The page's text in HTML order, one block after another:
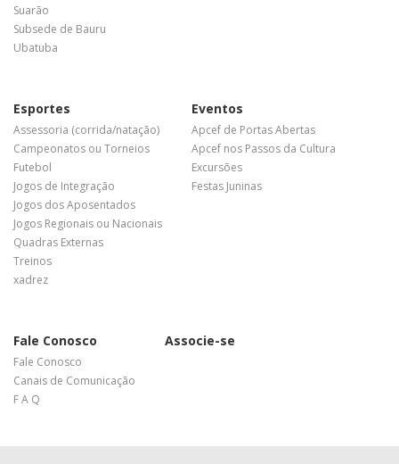
Suarão
Subsede de Bauru
Ubatuba
Esportes
Assessoria (corrida/natação)
Campeonatos ou Torneios
Futebol
Jogos de Integração
Jogos dos Aposentados
Jogos Regionais ou Nacionais
Quadras Externas
Treinos
xadrez
Eventos
Apcef de Portas Abertas
Apcef nos Passos da Cultura
Excursões
Festas Juninas
Fale Conosco
Fale Conosco
Canais de Comunicação
F A Q
Associe-se